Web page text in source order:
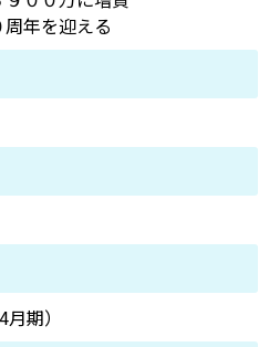
年を迎える
期）